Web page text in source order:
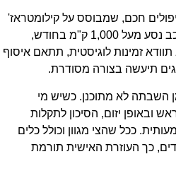
חכם, שמבוסס על קילומטראז'
או משך שימוש. לדוגמה, אם רכב נסע מעל 1,000 ק"מ בחודש,
זמינות לוגיסטית, תתאם איסוף
תיעשה בצורה מסודרת.
השבתה לא מתוכנן. כשיש מי
ובאופן יזום, הסיכון לתקלות
ככל שהצי מגוון וכולל כלים
כך העוזרת האישית תורמת